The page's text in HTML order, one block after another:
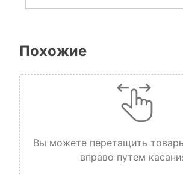
Похожие
Вы можете перетащить
вправо путем